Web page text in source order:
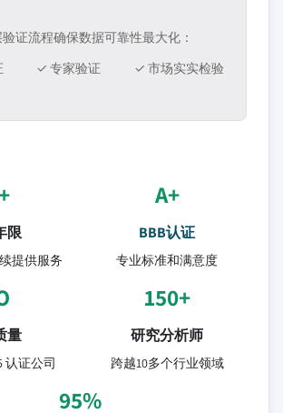
证流程确保数据可靠性最大化：
✓ 专家验证 ✓ 市场实实检验
限
提供服务
A+
BBB认证
专业标准和满意度
量
认证公司
150+
研究分析师
跨越10多个行业领域
95%